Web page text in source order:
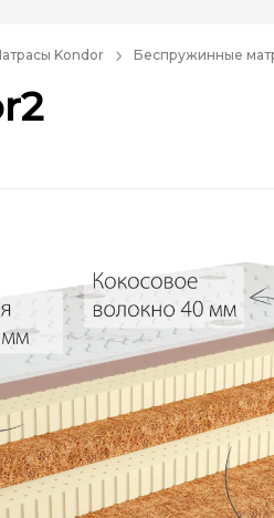
Kondor Беспружинные